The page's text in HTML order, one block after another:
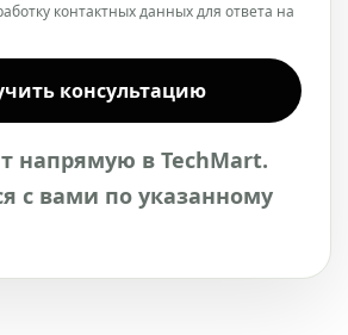
контактных данных для ответа на
консультацию
напрямую в TechMart.
с вами по указанному